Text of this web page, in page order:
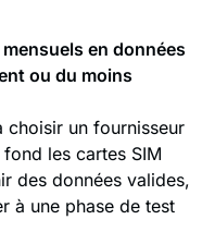
en données
ou du moins
choisir un fournisseur
les cartes SIM
des données valides,
à une phase de test